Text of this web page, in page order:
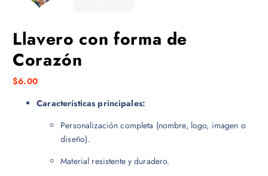
Llavero con forma de
Corazón
$6.00
Características principales:
Personalización completa (nombre, logo, imagen o
diseño).
Material resistente y duradero.